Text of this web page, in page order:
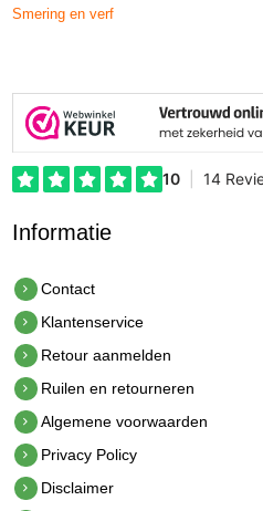
Smering en verf
Informatie
Contact
Klantenservice
Retour aanmelden
Ruilen en retourneren
Algemene voorwaarden
Privacy Policy
Disclaimer